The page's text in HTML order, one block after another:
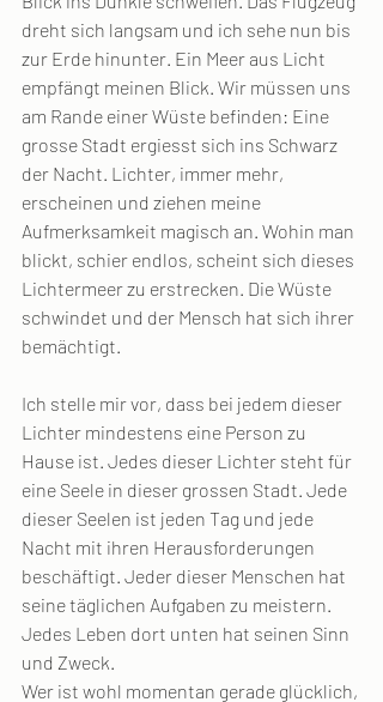
dreht sich langsam und ich sehe nun bis
zur Erde hinunter. Ein Meer aus Licht
empfängt meinen Blick. Wir müssen uns
am Rande einer Wüste befinden: Eine
grosse Stadt ergiesst sich ins Schwarz
der Nacht. Lichter, immer mehr,
erscheinen und ziehen meine
Aufmerksamkeit magisch an. Wohin man
blickt, schier endlos, scheint sich dieses
Lichtermeer zu erstrecken. Die Wüste
schwindet und der Mensch hat sich ihrer
bemächtigt.
Ich stelle mir vor, dass bei jedem dieser
Lichter mindestens eine Person zu
Hause ist. Jedes dieser Lichter steht für
eine Seele in dieser grossen Stadt. Jede
dieser Seelen ist jeden Tag und jede
Nacht mit ihren Herausforderungen
beschäftigt. Jeder dieser Menschen hat
seine täglichen Aufgaben zu meistern.
Jedes Leben dort unten hat seinen Sinn
und Zweck.
Wer ist wohl momentan gerade glücklich,